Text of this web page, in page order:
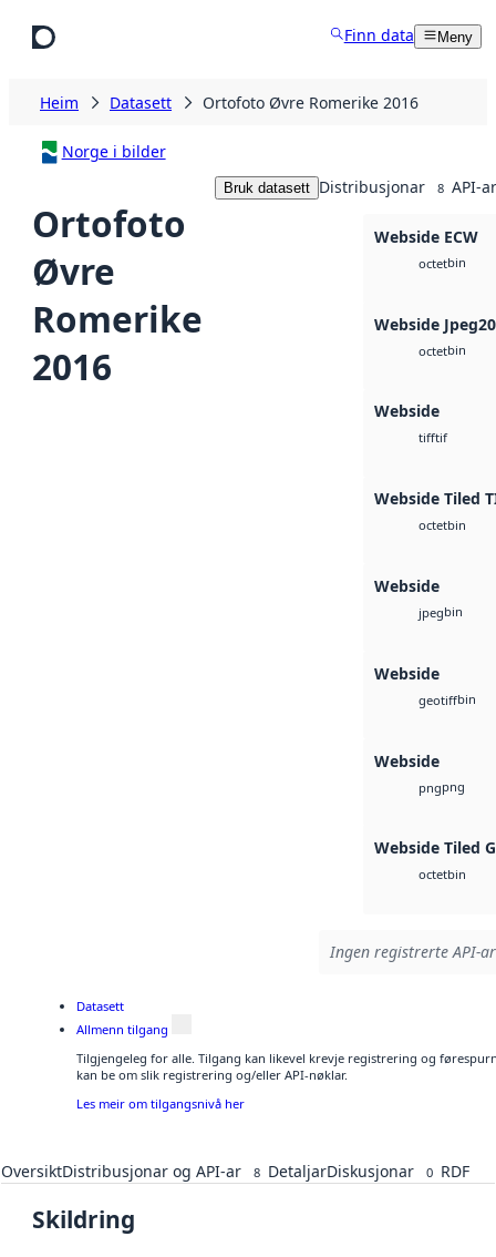
Finn data Meny
Heim Datasett Ortofoto Øvre Romerike 2016
Norge i bilder
Ortofoto
Øvre
Romerike
2016
Bruk datasett Distribusjonar 8 API-ar
Webside ECW
octetbin
Webside
octetbin
Webside
tifftif
Webside Tiled
octetbin
Webside
jpegbin
Webside
geotiffbin
Webside
pngpng
Webside Tiled
octetbin
Ingen registrerte API-
Datasett
Allmenn tilgang
Tilgjengeleg for alle. Tilgang kan likevel krevje registrering og
kan be om slik registrering og/eller API-nøklar.
Les meir om tilgangsnivå her
OversiktDistribusjonar og API-ar 8 DetaljarDiskusjonar 0 RDF
Skildring